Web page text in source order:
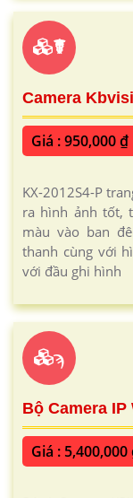
☤
Camera
Giá : 950,000 ₫
KX-2012S4-P
ra hình ảnh tốt,
màu vào ban
thanh cùng với
với đầu ghi hình
ϡ
Bộ Camera IP
Giá : 5,400,000